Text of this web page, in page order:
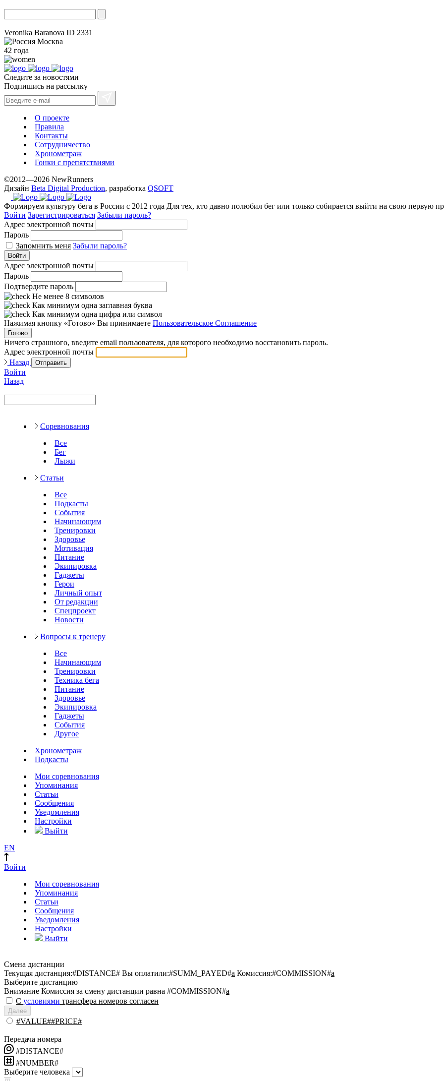
Veronika Baranova ID 2331
Москва
42 года
Следите за новостями
Подпишись на рассылку
О проекте
Правила
Контакты
Сотрудничество
Хронометраж
Гонки с препятствиями
©2012—2026 NewRunners
Дизайн Beta Digital Production, разработка QSOFT
Формируем культуру бега в России с 2012 года Для тех, кто давно полюбил бег или только собирается выйти на свою первую
Войти Зарегистрироваться Забыли пароль?
Адрес электронной почты
Пароль
Запомнить меня Забыли пароль?
Войти
Адрес электронной почты
Пароль
Подтвердите пароль
Не менее 8 символов
Как минимум одна заглавная буква
Как минимум одна цифра или символ
Нажимая кнопку «Готово» Вы принимаете Пользовательское Соглашение
Готово
Ничего страшного, введите email пользователя, для которого необходимо восстановить пароль.
Адрес электронной почты
Назад
Отправить
Войти
Назад
Соревнования
Все
Бег
Лыжи
Статьи
Все
Подкасты
События
Начинающим
Тренировки
Здоровье
Мотивация
Питание
Экипировка
Гаджеты
Герои
Личный опыт
От редакции
Спецпроект
Новости
Вопросы к тренеру
Все
Начинающим
Тренировки
Техника бега
Питание
Здоровье
Экипировка
Гаджеты
События
Другое
Хронометраж
Подкасты
Мои соревнования
Упоминания
Статьи
Сообщения
Уведомления
Настройки
Выйти
EN
Войти
Мои соревнования
Упоминания
Статьи
Сообщения
Уведомления
Настройки
Выйти
Смена дистанции
Текущая дистанция:#DISTANCE# Вы оплатили:#SUMM_PAYED#a Комиссия:#COMMISSION#a
Выберите дистанцию
Внимание Комиссия за смену дистанции равна #COMMISSION#a
С условиями трансфера номеров согласен
Далее
#VALUE##PRICE#
Передача номера
#DISTANCE#
#NUMBER#
Выберите человека